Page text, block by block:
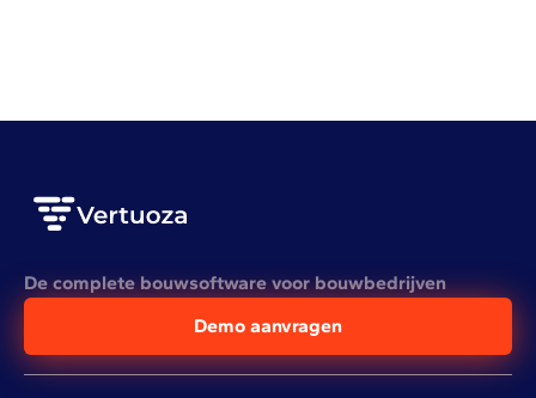
De complete bouwsoftware voor bouwbedrijven
Demo aanvragen